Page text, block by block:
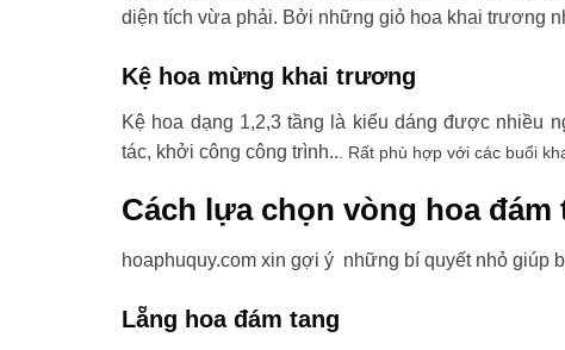
diện tích vừa phải. Bởi những giỏ hoa khai trương
Kệ hoa mừng khai trương
Kệ hoa dạng 1,2,3 tầng là kiểu dáng được nhiều
tác, khởi công công trình.. . Rất phù hợp với các buổi
Cách lựa chọn vòng hoa
hoaphuquy.com xin gợi ý những bí quyết nhỏ giúp
Lẵng hoa đám tang